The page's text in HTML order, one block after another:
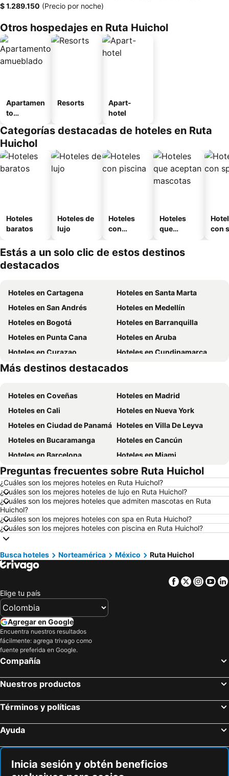
‎$ 1.289.150 (Precio por noche)
Otros hospedajes en Ruta Huichol
Apartamen
to
o
Resorts
Apart-
hotel
Categorías destacadas de hoteles en Ruta
Huichol
Hoteles
baratos
Hoteles de
lujo
Hoteles
con
Hoteles
que
mascotas
con
Estás a un solo clic de estos destinos
destacados
Hoteles en Cartagena
Hoteles en Santa Marta
Hoteles en San Andrés
Hoteles en Medellín
Hoteles en Bogotá
Hoteles en Barranquilla
Hoteles en Punta Cana
Hoteles en Aruba
Hoteles en Curazao
Hoteles en Cundinamarca
Hoteles en San Andrés, Providencia and Santa Catalina
Hoteles en Panamá
Más destinos destacados
Hoteles en Coveñas
Hoteles en Madrid
Hoteles en Cali
Hoteles en Nueva York
Hoteles en Ciudad de Panamá Hoteles en Villa De Leyva
Hoteles en Bucaramanga
Hoteles en Cancún
Hoteles en Barcelona
Hoteles en Miami
Hoteles en Melgar
Hoteles en París
Hoteles en Ciudad de México
Hoteles en Villavicencio
Hoteles en Roma
Hoteles en Orlando
Hoteles en Villeta
Hoteles en Girardot
Hoteles en Pereira
Hoteles en República Dominicana
Hoteles en Jamaica
Hoteles en Colombia
Hoteles en Eje Cafetero
Hoteles en Islandia
Hoteles en Quindío
Hoteles en Risaralda
Hoteles en Fuerteventura
Hoteles en Boyacá
Hoteles en Amazonas
Preguntas frecuentes sobre Ruta Huichol
¿Cuáles son los mejores hoteles en Ruta Huichol?
¿Cuáles son los mejores hoteles de lujo en Ruta Huichol?
¿Cuáles son los mejores hoteles que admiten mascotas en Ruta
Huichol?
¿Cuáles son los mejores hoteles con spa en Ruta Huichol?
¿Cuáles son los mejores hoteles con piscina en Ruta Huichol?
Busca hoteles Norteamérica México Ruta Huichol
Facebook
Twitter
Elige tu país
Agregar en Google
Encuentra nuestros resultados
fácilmente: agrega trivago como
fuente preferida en Google.
Compañía
Nuestros productos
Términos y políticas
Ayuda
Inicia sesión y obtén beneficios